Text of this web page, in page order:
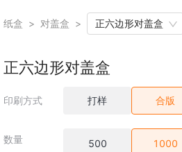
纸盒 > 对盖盒 > 正六边形对盖盒
正六边形对盖盒
印刷方式 打样 合版
数量
500
1000